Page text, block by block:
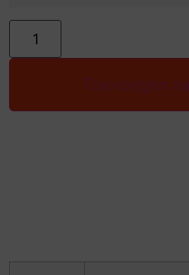
Toevoegen